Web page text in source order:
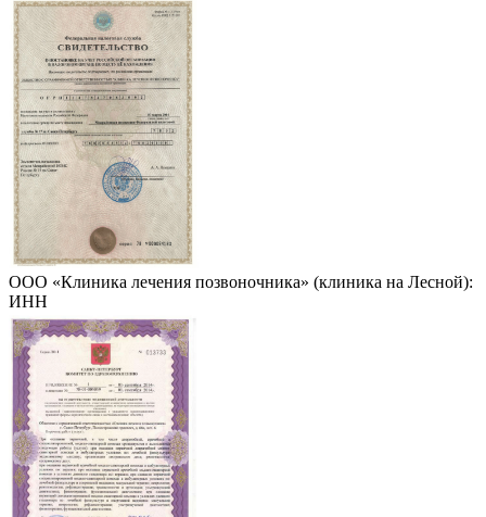
ООО «Клиника лечения позвоночника» (клиника на Лесной):
ИНН